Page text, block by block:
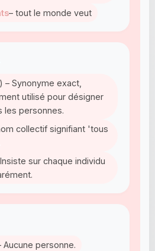
– tout le monde veut
– Synonyme exact,
utilisé pour désigner
les personnes.
collectif signifiant 'tous
sur chaque individu
Aucune personne.